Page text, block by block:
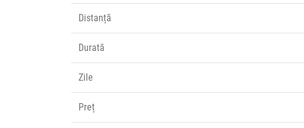
Distanță
Durată
Zile
Preț